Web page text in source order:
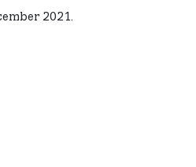
2021.